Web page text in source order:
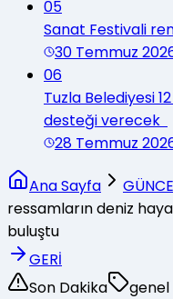
05
Sanat Festivali
30 Temmuz
06
Tuzla Belediyesi
desteği verecek
28 Temmuz
Ana Sayfa
ressamların deniz
buluştu
GERİ
Son Dakika
genel